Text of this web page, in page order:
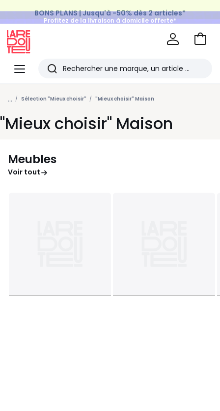
Profitez de la livraison à domicile offerte*
sur tous vos achats Mode & Maison
Menu
Redoute
Rechercher
Les
derniers
articles
consultés
Aller
... Sélection "Mieux choisir" "Mieux choisir" Maison
"Mieux choisir" Maison
Meubles
Voir tout